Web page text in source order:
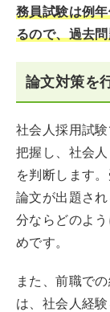
務員試験は例
るので、過去
論文対策を
社会人採用試
把握し、社会
を判断します
論文が出題さ
分ならどのよ
めです。
また、前職で
は、社会人経